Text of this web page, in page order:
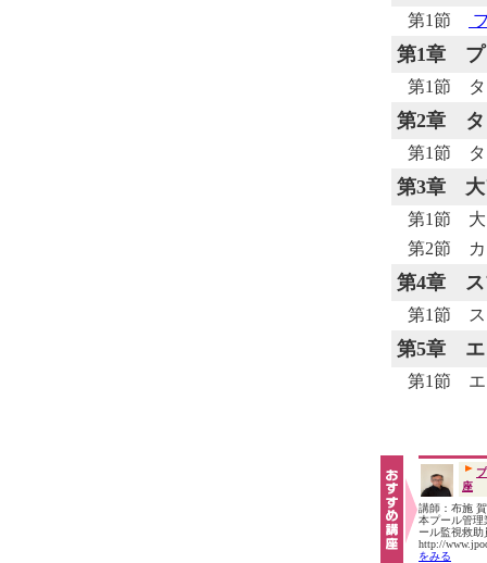
第1節
第1章
第1節 タ
第2章
第1節 タ
第3章
第1節 大
第2節 カ
第4章
第1節 ス
第5章
第1節 エ
座
講師：布施
本プール管理
ール監視救
http://
をみる